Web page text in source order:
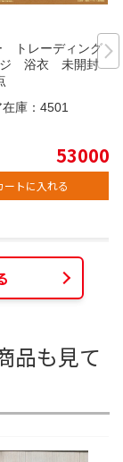
トレーディング
ジ 浴衣 未開封 2
庫： 4501
53000
ートに入れる
品も見て